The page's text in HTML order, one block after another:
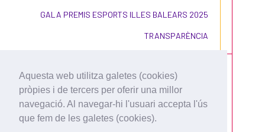
Aquesta web utilitza galetes (cookies)
pròpies i de tercers per oferir una millor
navegació. Al navegar-hi l'usuari accepta l'ús
que fem de les galetes (cookies).
GALA PREMIS ESPORTS ILLES BALEARS 2025
TRANSPARÈNCIA
CONDICIONS D'ÚS I